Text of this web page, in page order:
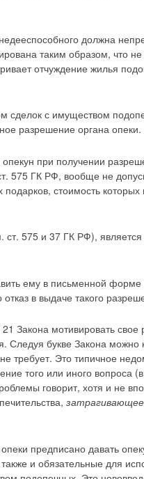
должна
таким образом, что не
отчуждение жилья
сделок с имуществом
разрешение органа опеки.
при получении
575 ГК РФ, вообще не
стоимость
575 и 37 ГК РФ), является
ему в письменной
в выдаче такого
Закона мотивировать
Следуя букве Закона можно
требует. Это типичное
того или иного вопроса
говорит, хотя и не
затрагивающее
предписано давать
и обязательные для